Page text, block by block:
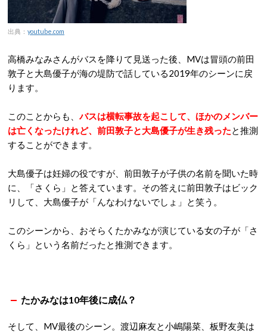
出典： youtube.com
高橋みなみさんがバスを降りて見送った後、MVは冒頭の前田
敦子と大島優子が海の堤防で話している2019年のシーンに戻
ります。
このことからも、バスは横転事故を起こして、ほかのメンバー
は亡くなったけれど、前田敦子と大島優子が生き残ったと推測
することができます。
大島優子は妊婦の役ですが、前田敦子が子供の名前を聞いた時
に、「さくら」と答えています。その答えに前田敦子はビック
リして、大島優子が「んなわけないでしょ」と笑う。
このシーンから、おそらくたかみなが演じている女の子が「さ
くら」という名前だったと推測できます。
たかみなは10年後に成仏？
そして、MV最後のシーン。渡辺麻友と小嶋陽菜、板野友美は